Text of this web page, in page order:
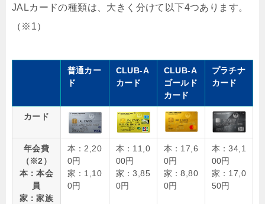
JALカードの種類は、大きく分けて以下4つあります。
（※1）
普通カー
ド
CLUB-A
カード
CLUB-A
ゴールド
カード
プラチナ
カード
カード
年会費
（※2）
本：本会
員
家：家族
本：2,20
0円
家：1,10
0円
本：11,0
00円
家：3,85
0円
本：17,6
0円
家：8,80
0円
本：34,1
00円
家：17,0
50円